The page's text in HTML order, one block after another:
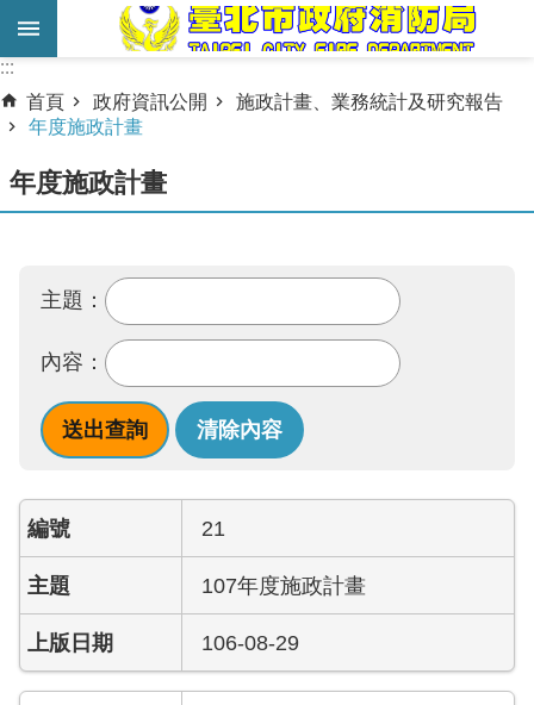
跳到主要內容區塊
進
階
尋
服
關
簡
宣
導
教
載
:::
:::
首頁
政府資訊公開
施政計畫、業務統計及研究報告
年度施政計畫
年度施政計畫
主題：
內容：
21
107年度施政計畫
106-08-29